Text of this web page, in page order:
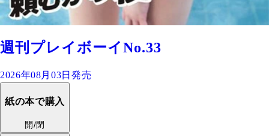
週刊プレイボーイNo.33
2026年08月03日発売
紙の本で購入
開/閉